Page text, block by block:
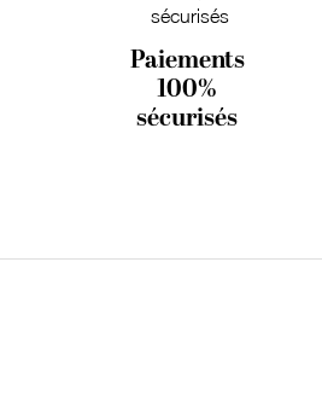
Paiements
100%
sécurisés